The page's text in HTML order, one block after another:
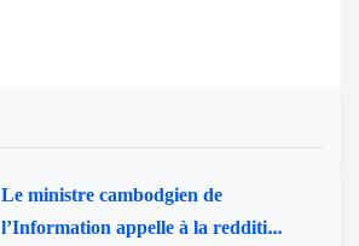
Le ministre cambodgien de
l’Information appelle à la redditi...